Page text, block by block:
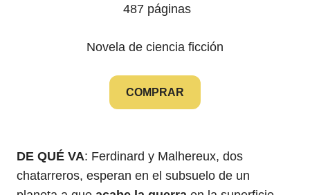
‎ 487 páginas
Novela de ciencia ficción
COMPRAR
DE QUÉ VA: Ferdinard y Malhereux, dos
chatarreros, esperan en el subsuelo de un